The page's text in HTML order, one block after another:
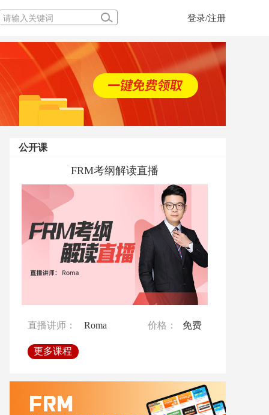
登录/注册
公开课
直播讲师： 价格： 免费
更多课程
直播讲师： 价格： 免费
更多课程
FRM考纲解读直播
直播讲师： Roma 价格： 免费
更多课程